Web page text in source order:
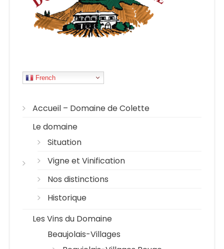
French
Accueil – Domaine de Colette
Le domaine
Situation
Vigne et Vinification
Nos distinctions
Historique
Les Vins du Domaine
Beaujolais-Villages